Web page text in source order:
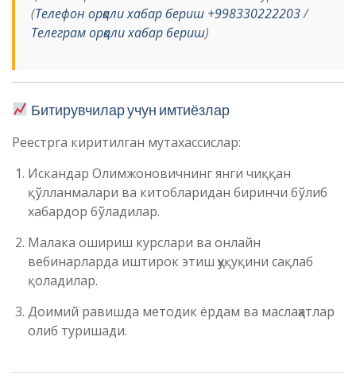
(Телефон орқали хабар бериш +998330222203/
Телеграм орқали хабар бериш)
Битирувчилар учун имтиёзлар
Реестрга киритилган мутахассислар:
Искандар Олимжоновичнинг янги чиққан
қўлланмалари ва китобларидан биринчи бўлиб
хабардор бўладилар.
Малака ошириш курслари ва онлайн
вебинарларда иштирок этиш ҳуқуқини сақлаб
қоладилар.
Доимий равишда методик ёрдам ва маслаҳатлар
олиб туришади.